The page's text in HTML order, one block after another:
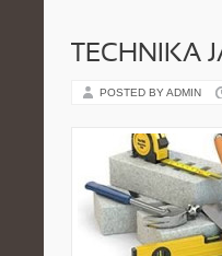
TECHNIKA
POSTED BY ADMIN